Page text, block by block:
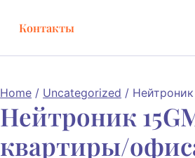
Контакты
Home / Uncategorized /
Нейтроник
квартиры/